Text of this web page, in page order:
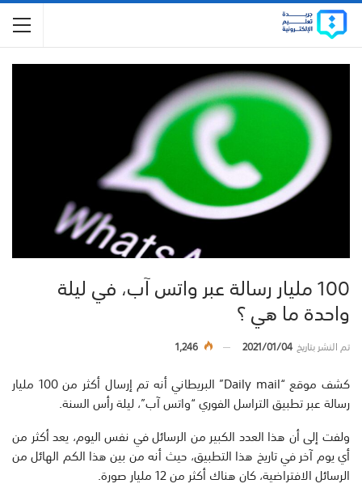
100 مليار رسالة عبر واتس آب، في ليلة
واحدة ما هي ؟
تم النشر بتاريخ2021/01/04
1,246
كشف موقع “Daily mail” البريطاني أنه تم إرسال أكثر من 100 مليار
رسالة عبر تطبيق التراسل الفوري “واتس آب”، ليلة رأس السنة.
ولفت إلى أن هذا العدد الكبير من الرسائل في نفس اليوم، يعد أكثر من
أي يوم آخر في تاريخ هذا التطبيق، حيث أنه من بين هذا الكم الهائل من
الرسائل الافتراضية، كان هناك أكثر من 12 مليار صورة.